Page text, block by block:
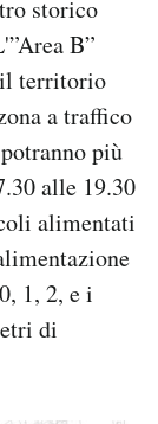
storico
B”
il territorio
a traffico
più
alle 19.30
alimentati
1, 2, e i
di